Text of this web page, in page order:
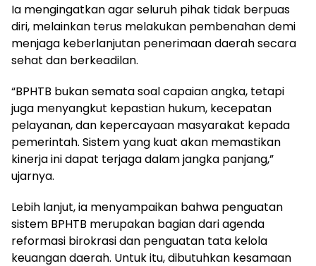
Ia mengingatkan agar seluruh pihak tidak berpuas
diri, melainkan terus melakukan pembenahan demi
menjaga keberlanjutan penerimaan daerah secara
sehat dan berkeadilan.
“BPHTB bukan semata soal capaian angka, tetapi
juga menyangkut kepastian hukum, kecepatan
pelayanan, dan kepercayaan masyarakat kepada
pemerintah. Sistem yang kuat akan memastikan
kinerja ini dapat terjaga dalam jangka panjang,”
ujarnya.
Lebih lanjut, ia menyampaikan bahwa penguatan
sistem BPHTB merupakan bagian dari agenda
reformasi birokrasi dan penguatan tata kelola
keuangan daerah. Untuk itu, dibutuhkan kesamaan